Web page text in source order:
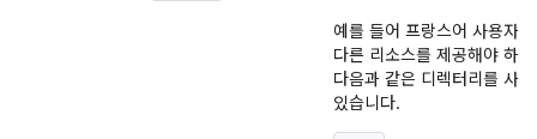
예를 들어 프랑스어 사용자
다른 리소스를 제공해야 하
다음과 같은 디렉터리를 사
있습니다.